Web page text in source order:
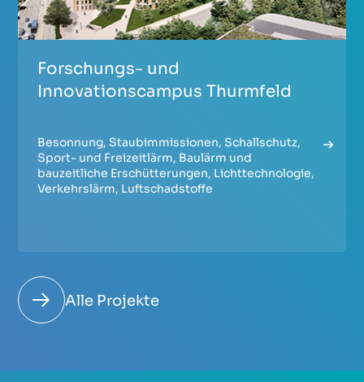
Forschungs- und
Innovationscampus Thurmfeld
Besonnung, Staubimmissionen, Schallschutz,
Sport- und Freizeitlärm, Baulärm und
bauzeitliche Erschütterungen, Lichttechnologie,
Verkehrslärm, Luftschadstoffe
Alle Projekte